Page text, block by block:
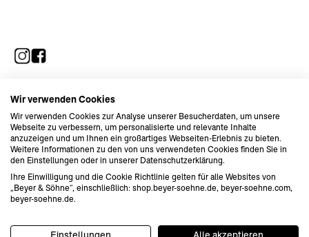
AGB
Datenschutz
© Beyer&Söhne 2024
Wir verwenden Cookies
Wir verwenden Cookies zur Analyse unserer Besucherdaten, um unsere
Webseite zu verbessern, um personalisierte und relevante Inhalte
anzuzeigen und um Ihnen ein großartiges Webseiten-Erlebnis zu bieten.
Weitere Informationen zu den von uns verwendeten Cookies finden Sie in
den Einstellungen oder in unserer Datenschutzerklärung.
Ihre Einwilligung und die Cookie Richtlinie gelten für alle Websites von
„Beyer & Söhne“, einschließlich: shop.beyer-soehne.de, beyer-soehne.com,
beyer-soehne.de.